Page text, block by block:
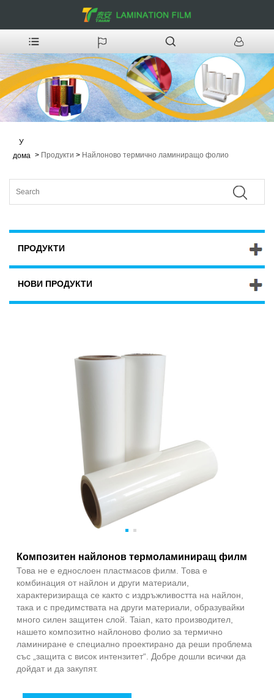
У
дома > Продукти > Найлоново термично ламиниращо фолио
ПРОДУКТИ
НОВИ ПРОДУКТИ
Композитен найлонов термоламиниращ филм
Това не е еднослоен пластмасов филм. Това е
комбинация от найлон и други материали,
характеризираща се както с издръжливостта на найлон,
така и с предимствата на други материали, образувайки
много силен защитен слой. Taian, като производител,
нашето композитно найлоново фолио за термично
ламиниране е специално проектирано да реши проблема
със „защита с висок интензитет“. Добре дошли всички да
дойдат и да закупят.